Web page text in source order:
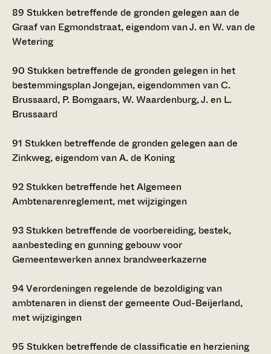
89 Stukken betreffende de gronden gelegen aan de
Graaf van Egmondstraat, eigendom van J. en W. van de
Wetering
90 Stukken betreffende de gronden gelegen in het
bestemmingsplan Jongejan, eigendommen van C.
Brussaard, P. Bomgaars, W. Waardenburg, J. en L.
Brussaard
91 Stukken betreffende de gronden gelegen aan de
Zinkweg, eigendom van A. de Koning
92Stukken betreffende het Algemeen
Ambtenarenreglement, met wijzigingen
93Stukken betreffende de voorbereiding, bestek,
aanbesteding en gunning gebouw voor
Gemeentewerken annex brandweerkazerne
94Verordeningen regelende de bezoldiging van
ambtenaren in dienst der gemeente Oud-Beijerland,
met wijzigingen
95 Stukken betreffende de classificatie en herziening